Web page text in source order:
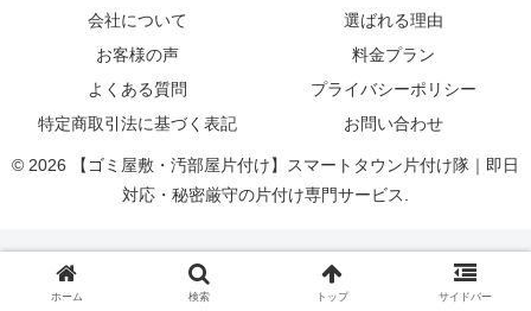
会社について
選ばれる理由
お客様の声
料金プラン
よくある質問
プライバシーポリシー
特定商取引法に基づく表記
お問い合わせ
© 2026 【ゴミ屋敷・汚部屋片付け】スマートタウン片付け隊｜即日
対応・秘密厳守の片付け専門サービス.
ホーム 検索 トップ サイドバー